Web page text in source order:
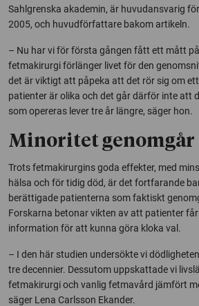
Sahlgrenska akademin, är huvudansvarig
2005, och huvudförfattare bakom artikeln.
– Nu har vi för första gången fått ett mått
fetmakirurgi förlänger livet för den
det är viktigt att påpeka att det rör sig om
patienter är olika och det går därför inte att
som opereras lever tre år längre, säger hon.
Minoritet genomgår
Trots fetmakirurgins goda effekter, med
hälsa och för tidig död, är det fortfarande
berättigade patienterna som faktiskt
Forskarna betonar vikten av att patienter
information för att kunna göra kloka val.
– I den här studien undersökte vi
tre decennier. Dessutom uppskattade vi
fetmakirurgi och vanlig fetmavård jämfört
säger Lena Carlsson Ekander.